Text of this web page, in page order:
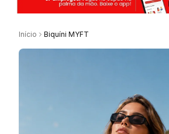
Início Biquíni MYFT